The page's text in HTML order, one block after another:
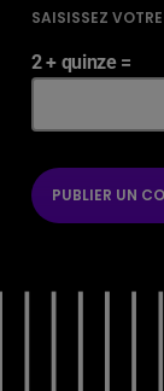
SAISISSEZ
2 + quinze =